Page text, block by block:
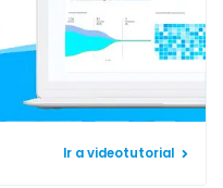
Ir a videotutorial